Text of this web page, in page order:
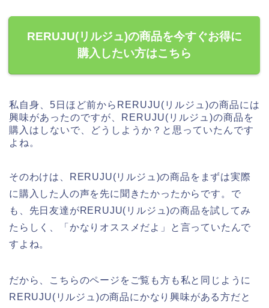
RERUJU(リルジュ)の商品を今すぐお得に
購入したい方はこちら
私自身、5日ほど前からRERUJU(リルジュ)の商品には
興味があったのですが、RERUJU(リルジュ)の商品を
購入はしないで、どうしようか？と思っていたんです
よね。
そのわけは、RERUJU(リルジュ)の商品をまずは実際
に購入した人の声を先に聞きたかったからです。で
も、先日友達がRERUJU(リルジュ)の商品を試してみ
たらしく、「かなりオススメだよ」と言っていたんで
すよね。
だから、こちらのページをご覧も方も私と同じように
RERUJU(リルジュ)の商品にかなり興味がある方だと